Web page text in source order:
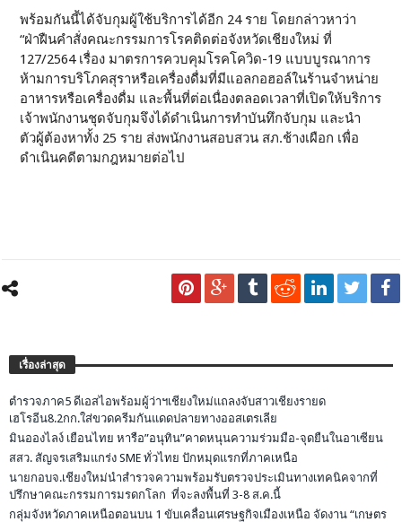
พร้อมกันนี้ได้จับกุมผู้ใช้บริการได้อีก 24 ราย โดยกล่าวหาว่า
“ฝ่าฝืนคำสั่งคณะกรรมการโรคติดต่อจังหวัดเชียงใหม่ ที่
127/2564 เรื่อง มาตรการควบคุมโรคโควิด-19 แบบบูรณาการ
ห้ามการบริโภคสุราหรือเครื่องดื่มที่มีแอลกอฮอล์ในร้านจำหน่าย
อาหารหรือเครื่องดื่ม และพื้นที่ต่อเนื่องตลอดเวลาที่เปิดให้บริการ
เจ้าพนักงานชุดจับกุมจึงได้ดำเนินการทำบันทึกจับกุม และนำ
ตัวผู้ต้องหาทั้ง 25 ราย ส่งพนักงานสอบสวน สภ.ช้างเผือก เพื่อ
ดำเนินคดีตามกฎหมายต่อไป
เรื่องล่าสุด
ตำรวจภาค5 ดีเอสไอพร้อมผู้ว่าฯเชียงใหม่แถลงจับสาวเชียงรายด
เฮโรอีน8.2กก.ใส่ขวดครีมกันแดดปลายทางออสเตรเลีย
มินอองไลง์ เยือนไทย หารือ”อนุทิน”คาดหนุนความร่วมมือ-จุดยืนในอาเซียน
สสว. สัญจรเสริมแกร่ง SME ทั่วไทย ปักหมุดแรกที่ภาคเหนือ
นายกอบจ.เชียงใหม่นำสำรวจความพร้อมรับตรวจประเมินทางเทคนิคจากที่
ปรึกษาคณะกรรมการมรดกโลก ที่จะลงพื้นที่ 3-8 ส.ค.นี้
กลุ่มจังหวัดภาคเหนือตอนบน 1 ขับเคลื่อนเศรษฐกิจเมืองเหนือ จัดงาน “เกษตร